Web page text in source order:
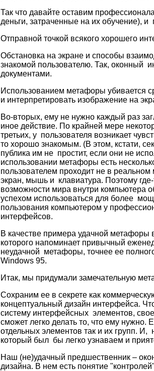
Так что давайте оставим
деньги, затраченные на их обучение),
Отправной точкой всякого хорошего
Обстановка на экране и способы
знакомой пользователю. Так, оконный
документами.
Использованием метафоры убивается
и интерпретировать изображение на
Во-вторых, ему не нужно каждый раз
иное действие. По крайней мере
третьих, у пользователя возникает
то хорошо знакомым. (В этом, кстати,
публика им не простит, если они не
использовании метафоры есть
пользователем проходит не в
экран, мышь и клавиатура. Поэтому
возможности мира внутри компьютера
успехом использоваться для более
пользования компьютером у
интерфейсов.
В качестве примера удачной
которого напоминает привычный
неудачной метафоры, точнее ее
Windows 95.
Итак, мы придумали замечательную
Сохраним ее в секрете как
концептуальный дизайн интерфейса.
систему интерфейсных элементов,
сможет легко делать то, что ему
отдельных элементов так и их групп.
который был бы легко узнаваем и
Наш (не)удачный предшественник –
дизайна. В нем есть понятие